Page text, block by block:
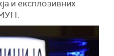
и експлозивних
МУП.